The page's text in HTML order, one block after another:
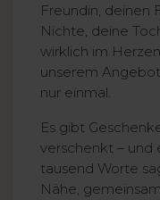
Freundin, deinen
Nichte, deine
wirklich im
unserem
nur einmal.
Es gibt
verschenkt – und
tausend Worte
Nähe,